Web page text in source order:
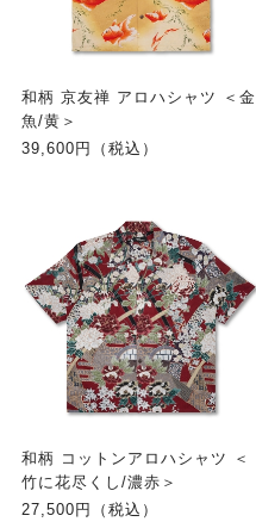
和柄 京友禅 アロハシャツ ＜金
魚/黄＞
39,600円（税込）
和柄 コットンアロハシャツ ＜
竹に花尽くし/濃赤＞
27,500円（税込）